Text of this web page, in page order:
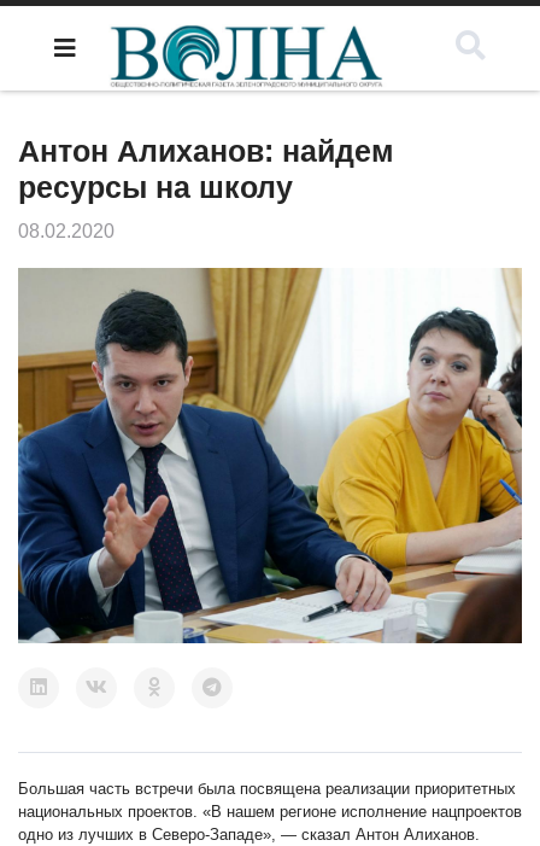
Антон Алиханов: найдем
ресурсы на школу
08.02.2020
Большая часть встречи была посвящена реализации приоритетных
национальных проектов. «В нашем регионе исполнение нацпроектов
одно из лучших в Северо-Западе», — сказал Антон Алиханов.